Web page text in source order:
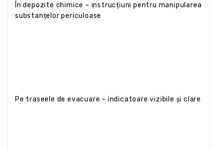
În depozite chimice – instrucțiuni pentru manipularea
substanțelor periculoase
Pe traseele de evacuare – indicatoare vizibile și clare